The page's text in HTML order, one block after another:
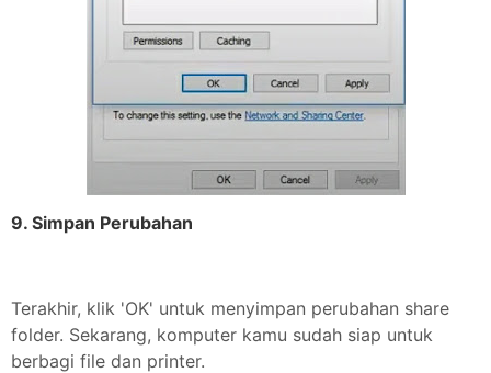
9. Simpan Perubahan
Terakhir, klik 'OK' untuk menyimpan perubahan share
folder. Sekarang, komputer kamu sudah siap untuk
berbagi file dan printer.